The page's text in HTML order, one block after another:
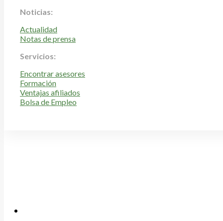
Noticias:
Actualidad
Notas de prensa
Servicios:
Encontrar asesores
Formación
Ventajas afiliados
Bolsa de Empleo